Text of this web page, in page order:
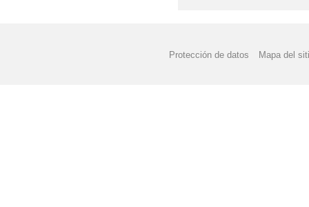
Protección de datos Mapa del